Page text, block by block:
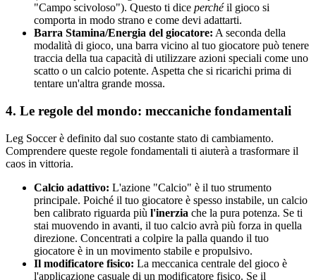
"Campo scivoloso"). Questo ti dice perchéil gioco si
comporta in modo strano e come devi adattarti.
Barra Stamina/Energia del giocatore: A seconda della
modalità di gioco, una barra vicino al tuo giocatore può tenere
traccia della tua capacità di utilizzare azioni speciali come uno
scatto o un calcio potente. Aspetta che si ricarichi prima di
tentare un'altra grande mossa.
4. Le regole del mondo: meccaniche fondamentali
Leg Soccer è definito dal suo costante stato di cambiamento.
Comprendere queste regole fondamentali ti aiuterà a trasformare il
caos in vittoria.
Calcio adattivo: L'azione "Calcio" è il tuo strumento
principale. Poiché il tuo giocatore è spesso instabile, un calcio
ben calibrato riguarda più l'inerzia che la pura potenza. Se ti
stai muovendo in avanti, il tuo calcio avrà più forza in quella
direzione. Concentrati a colpire la palla quando il tuo
giocatore è in un movimento stabile e propulsivo.
Il modificatore fisico: La meccanica centrale del gioco è
l'applicazione casuale di un modificatore fisico. Se il